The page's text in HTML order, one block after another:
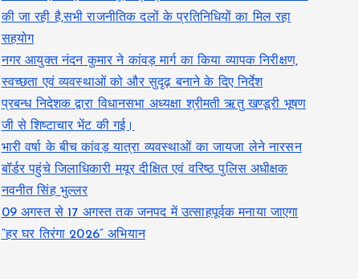
की जा रही है,सभी राजनीतिक दलों के प्रतिनिधियों का मिल रहा
सहयोग
नगर आयुक्त नंदन कुमार ने कांवड़ मार्ग का किया व्यापक निरीक्षण,
स्वच्छता एवं व्यवस्थाओं को और सुदृढ़ बनाने के दिए निर्देश
प्रबन्ध निदेशक द्वारा विधानसभा अध्यक्षा श्रीमती ऋतु खण्डूरी भूषण
जी से शिष्टाचार भेंट की गई।
भारी वर्षा के बीच कांवड़ यात्रा व्यवस्थाओं का जायजा लेने नारसन
बॉर्डर पहुंचे जिलाधिकारी मयूर दीक्षित एवं वरिष्ठ पुलिस अधीक्षक
नवनीत सिंह भुल्लर
09 अगस्त से 17 अगस्त तक जनपद में उत्साहपूर्वक मनाया जाएगा
“हर घर तिरंगा 2026” अभियान